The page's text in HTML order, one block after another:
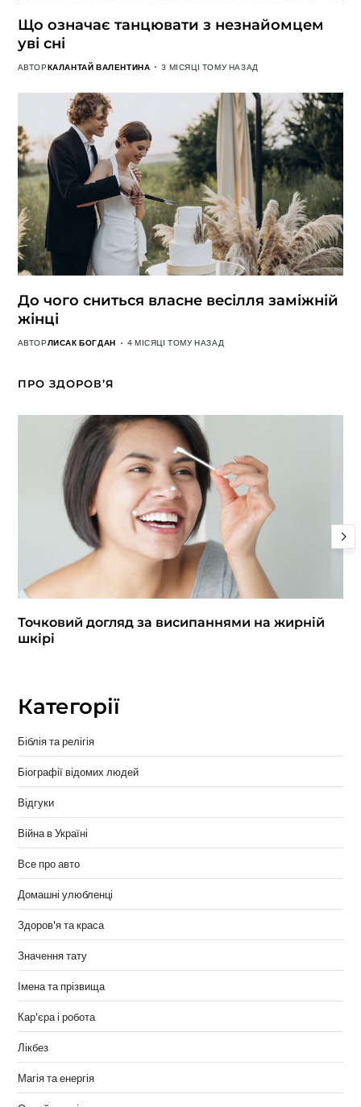
Що означає танцювати з незнайомцем
уві сні
АВТОРКАЛАНТАЙ ВАЛЕНТИНА 3 МІСЯЦІ ТОМУ НАЗАД
До чого сниться власне весілля заміжній
жінці
АВТОРЛИСАК БОГДАН 4 МІСЯЦІ ТОМУ НАЗАД
ПРО ЗДОРОВ’Я
Точковий догляд за висипаннями на жирній
шкірі
Категорії
Біблія та релігія
Біографії відомих людей
Відгуки
Війна в Україні
Все про авто
Домашні улюбленці
Здоров'я та краса
Значення тату
Імена та прізвища
Кар'єра і робота
Лікбез
Магія та енергія